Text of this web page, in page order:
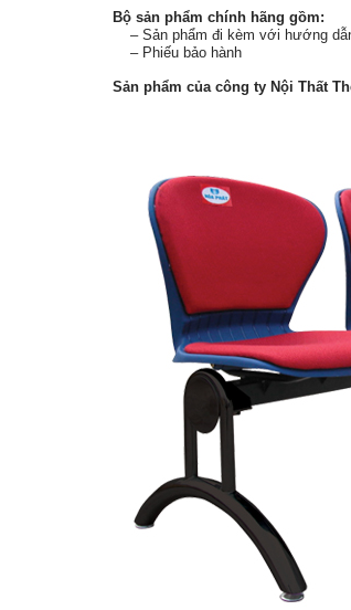
Bộ sản phẩm chính hãng gồm:
– Sản phẩm đi kèm với hướng
– Phiếu bảo hành
Sản phẩm của công ty Nội Thất